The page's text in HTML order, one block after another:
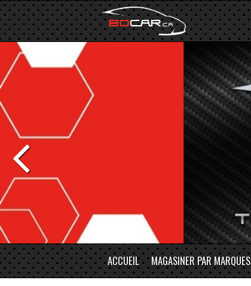
ACCUEIL MAGASINER PAR MARQUES